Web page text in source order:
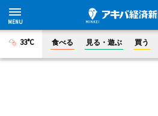
33°C 食べる 見る・遊ぶ 買う